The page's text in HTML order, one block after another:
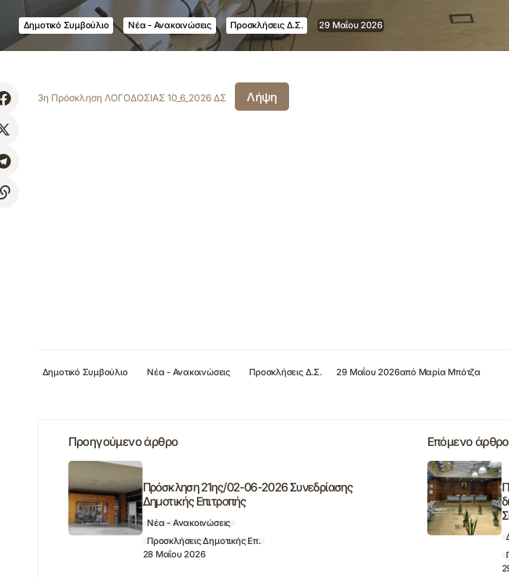
Δημοτικό Συμβούλιο Νέα - Ανακοινώσεις Προσκλήσεις Δ.Σ. 29 Μαΐου 2026
3η Πρόσκληση ΛΟΓΟΔΟΣΙΑΣ 10_6_2026 ΔΣ Λήψη
Δημοτικό Συμβούλιο Νέα - Ανακοινώσεις Προσκλήσεις Δ.Σ. 29 Μαΐου 2026από Μαρία Μπότζα
Προηγούμενο άρθρο
Πρόσκληση 21ης/02-06-2026 Συνεδρίασης
Δημοτικής Επιτροπής
Νέα - Ανακοινώσεις
Προσκλήσεις Δημοτικής Επ.
28 Μαΐου 2026
Επόμενο άρθρο